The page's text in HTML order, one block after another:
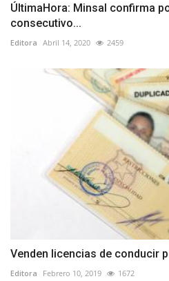
ÚltimaHora: Minsal confirma
consecutivo...
Editora Abril 14, 2020 2459
Venden licencias de conducir
Editora Febrero 10, 2019 1672